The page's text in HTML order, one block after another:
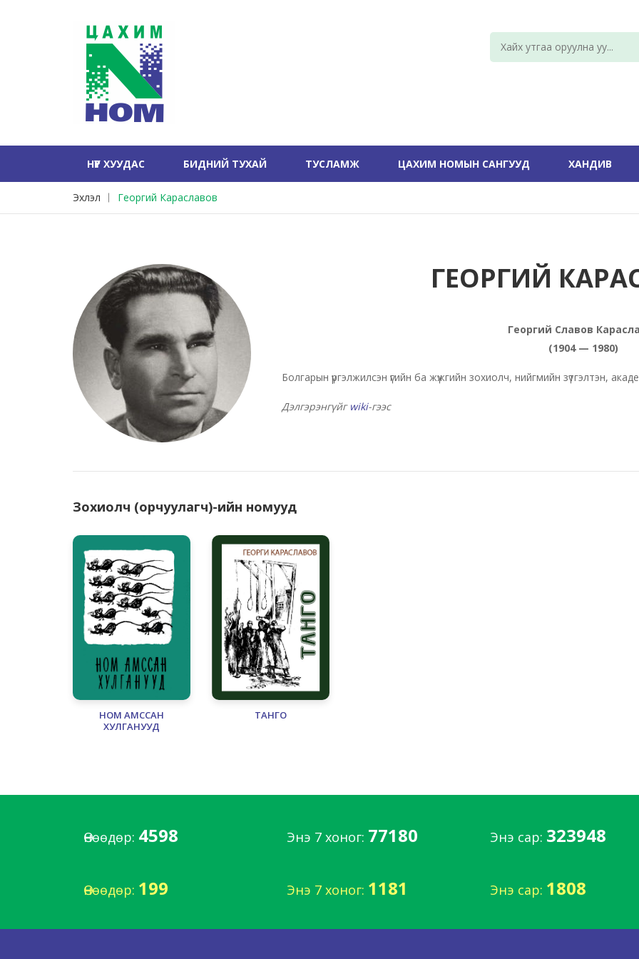
НҮҮР ХУУДАС БИДНИЙ ТУХАЙ ТУСЛАМЖ ЦАХИМ НОМЫН САНГУУД ХАНДИВ
Эхлэл Георгий Караславов
ГЕОРГИЙ
Георгий Славов
(1904 — 1980)
Болгарын үргэлжилсэн үгийн ба жүжгийн зохиолч, нийгмийн зүтгэлтэн,
Дэлгэрэнгүйг wiki-гээс
Зохиолч (орчуулагч)-ийн номууд
НОМ АМССАН
ХУЛГАНУУД
ТАНГО
Өнөөдөр: 4598 Энэ 7 хоног: 77180 Энэ сар: 323948
Өнөөдөр: 199 Энэ 7 хоног: 1181 Энэ сар: 1808